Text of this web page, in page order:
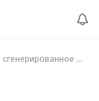
Орбан опубликовал сгенерированное ИИ видео, на котором венгры "воюют" в Украине